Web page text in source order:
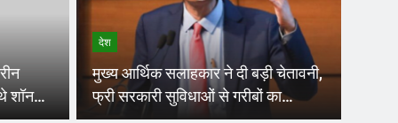
के चेहरे पर मुझे दिखता है भारत
डॉ. यादव
को दिये सफलता के टिप्स मुख्यमंत्री ने निभाई मास्टर ट्रेनर की भूमिकाअनुशासन,…
शॉन
देश
मुख्य आर्थिक सलाहकार ने दी बड़ी चेतावनी,
फ्री सरकारी सुविधाओं से गरीबों का
नुकसान